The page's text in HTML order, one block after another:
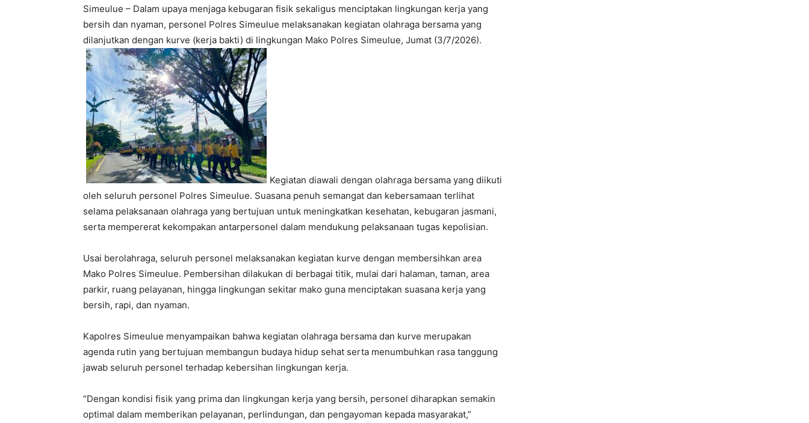
Simeulue – Dalam upaya menjaga kebugaran fisik sekaligus menciptakan lingkungan kerja yang
bersih dan nyaman, personel Polres Simeulue melaksanakan kegiatan olahraga bersama yang
dilanjutkan dengan kurve (kerja bakti) di lingkungan Mako Polres Simeulue, Jumat (3/7/2026).
Kegiatan diawali dengan olahraga bersama yang diikuti
oleh seluruh personel Polres Simeulue. Suasana penuh semangat dan kebersamaan terlihat
selama pelaksanaan olahraga yang bertujuan untuk meningkatkan kesehatan, kebugaran jasmani,
serta mempererat kekompakan antarpersonel dalam mendukung pelaksanaan tugas kepolisian.
Usai berolahraga, seluruh personel melaksanakan kegiatan kurve dengan membersihkan area
Mako Polres Simeulue. Pembersihan dilakukan di berbagai titik, mulai dari halaman, taman, area
parkir, ruang pelayanan, hingga lingkungan sekitar mako guna menciptakan suasana kerja yang
bersih, rapi, dan nyaman.
Kapolres Simeulue menyampaikan bahwa kegiatan olahraga bersama dan kurve merupakan
agenda rutin yang bertujuan membangun budaya hidup sehat serta menumbuhkan rasa tanggung
jawab seluruh personel terhadap kebersihan lingkungan kerja.
“Dengan kondisi fisik yang prima dan lingkungan kerja yang bersih, personel diharapkan semakin
optimal dalam memberikan pelayanan, perlindungan, dan pengayoman kepada masyarakat,”